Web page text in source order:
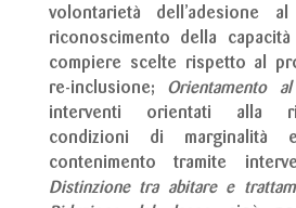
volontarietà dell’adesione
riconoscimento della
compiere scelte rispetto al
re-inclusione; Orientamento
interventi orientati alla
condizioni di
contenimento tramite
Distinzione tra abitare e